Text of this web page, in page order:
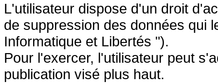
L'utilisateur dispose d'un droit
de suppression des données qui
Informatique et Libertés ").
Pour l'exercer, l'utilisateur peut
publication visé plus haut.